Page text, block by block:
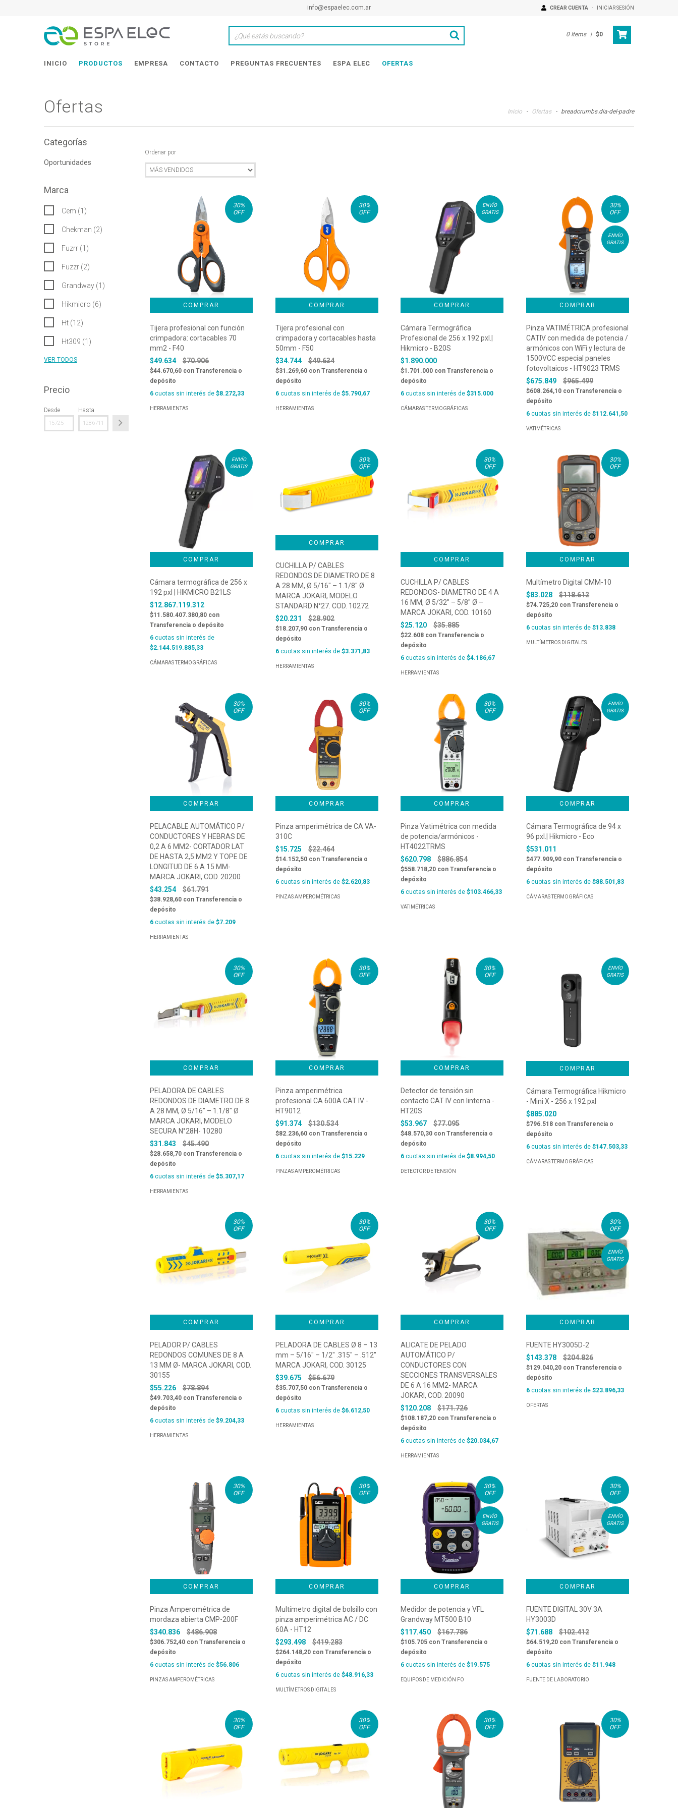
info@espaelec.com.ar CREAR CUENTA - INICIAR SESIÓN
0 Items | $0
INICIO PRODUCTOS EMPRESA CONTACTO PREGUNTAS FRECUENTES ESPA ELEC OFERTAS
Ofertas Inicio - Ofertas - breadcrumbs.dia-del-padre
Categorías
Oportunidades
Marca
Cem (1)
Chekman (2)
Fuzrr (1)
Fuzzr (2)
Grandway (1)
Hikmicro (6)
Ht (12)
Ht309 (1)
VER TODOS
Precio
Desde Hasta
Ordenar por
30%
OFF
Tijera profesional con función
crimpadora: cortacables 70
mm2 - F40
$49.634
$70.906
$44.670,60 con Transferencia o
depósito
6 cuotas sin interés de $8.272,33
HERRAMIENTAS
30%
OFF
Tijera profesional con
crimpadora y cortacables hasta
50mm - F50
$34.744
$49.634
$31.269,60 con Transferencia o
depósito
6cuotas sin interés de $5.790,67
HERRAMIENTAS
ENVÍO
GRATIS
Cámara Termográfica
Profesional de 256 x 192 pxl.|
Hikmicro - B20S
$1.890.000
$1.701.000 con Transferencia o
depósito
6 cuotas sin interés de$315.000
CÁMARAS TERMOGRÁFICAS
30%
OFF
ENVÍO
GRATIS
Pinza VATIMÉTRICA profesional
CATIV con medida de potencia /
armónicos con WiFi y lectura de
1500VCC especial paneles
fotovoltaicos - HT9023 TRMS
$675.849
$965.499
$608.264,10 con Transferencia o
depósito
6 cuotas sin interés de$112.641,50
VATIMÉTRICAS
ENVÍO
GRATIS
Cámara termográfica de 256 x
192 pxl | HIKMICRO B21LS
$12.867.119.312
$11.580.407.380,80 con
Transferencia o depósito
6 cuotas sin interés de
$2.144.519.885,33
CÁMARAS TERMOGRÁFICAS
30%
OFF
CUCHILLA P/ CABLES
REDONDOS DE DIAMETRO DE 8
A 28 MM, Ø 5/16″ – 1.1/8″ Ø
MARCA JOKARI, MODELO
STANDARD N°27. COD. 10272
$20.231
$28.902
$18.207,90 con Transferencia o
depósito
6cuotas sin interés de $3.371,83
HERRAMIENTAS
30%
OFF
CUCHILLA P/ CABLES
REDONDOS- DIAMETRO DE 4 A
16 MM, Ø 5/32″ – 5/8″ Ø –
MARCA JOKARI, COD. 10160
$25.120
$35.885
$22.608 con Transferencia o
depósito
6 cuotas sin interés de$4.186,67
HERRAMIENTAS
30%
OFF
Multímetro Digital CMM-10
$83.028
$118.612
$74.725,20 con Transferencia o
depósito
6 cuotas sin interés de$13.838
MULTÍMETROS DIGITALES
30%
OFF
PELACABLE AUTOMÁTICO P/
CONDUCTORES Y HEBRAS DE
0,2 A 6 MM2- CORTADOR LAT
DE HASTA 2,5 MM2 Y TOPE DE
LONGITUD DE 6 A 15 MM-
MARCA JOKARI, COD. 20200
$43.254
$61.791
$38.928,60 con Transferencia o
depósito
6 cuotas sin interés de $7.209
HERRAMIENTAS
30%
OFF
Pinza amperimétrica de CA VA-
310C
$15.725
$22.464
$14.152,50 con Transferencia o
depósito
6cuotas sin interés de $2.620,83
PINZAS AMPEROMÉTRICAS
30%
OFF
Pinza Vatimétrica con medida
de potencia/armónicos -
HT4022TRMS
$620.798
$886.854
$558.718,20 con Transferencia o
depósito
6 cuotas sin interés de$103.466,33
VATIMÉTRICAS
ENVÍO
GRATIS
Cámara Termográfica de 94 x
96 pxl.| Hikmicro - Eco
$531.011
$477.909,90 con Transferencia o
depósito
6 cuotas sin interés de$88.501,83
CÁMARAS TERMOGRÁFICAS
30%
OFF
PELADORA DE CABLES
REDONDOS DE DIAMETRO DE 8
A 28 MM, Ø 5/16″ – 1.1/8″ Ø
MARCA JOKARI, MODELO
SECURA N°28H- 10280
$31.843
$45.490
$28.658,70 con Transferencia o
depósito
6 cuotas sin interés de $5.307,17
HERRAMIENTAS
30%
OFF
Pinza amperimétrica
profesional CA 600A CAT IV -
HT9012
$91.374
$130.534
$82.236,60 con Transferencia o
depósito
6cuotas sin interés de $15.229
PINZAS AMPEROMÉTRICAS
30%
OFF
Detector de tensión sin
contacto CAT IV con linterna -
HT20S
$53.967
$77.095
$48.570,30 con Transferencia o
depósito
6 cuotas sin interés de$8.994,50
DETECTOR DE TENSIÓN
ENVÍO
GRATIS
Cámara Termográfica Hikmicro
- Mini X - 256 x 192 pxl
$885.020
$796.518 con Transferencia o
depósito
6 cuotas sin interés de$147.503,33
CÁMARAS TERMOGRÁFICAS
30%
OFF
PELADOR P/ CABLES
REDONDOS COMUNES DE 8 A
13 MM Ø- MARCA JOKARI, COD.
30155
$55.226
$78.894
$49.703,40 con Transferencia o
depósito
6 cuotas sin interés de $9.204,33
HERRAMIENTAS
30%
OFF
PELADORA DE CABLES Ø 8 – 13
mm – 5/16″ – 1/2″ .315″ – .512″
MARCA JOKARI, COD. 30125
$39.675
$56.679
$35.707,50 con Transferencia o
depósito
6cuotas sin interés de $6.612,50
HERRAMIENTAS
30%
OFF
ALICATE DE PELADO
AUTOMÁTICO P/
CONDUCTORES CON
SECCIONES TRANSVERSALES
DE 6 A 16 MM2- MARCA
JOKARI, COD. 20090
$120.208
$171.726
$108.187,20 con Transferencia o
depósito
6 cuotas sin interés de$20.034,67
HERRAMIENTAS
30%
OFF
ENVÍO
GRATIS
FUENTE HY3005D-2
$143.378
$204.826
$129.040,20 con Transferencia o
depósito
6 cuotas sin interés de$23.896,33
OFERTAS
30%
OFF
Pinza Amperométrica de
mordaza abierta CMP-200F
$340.836
$486.908
$306.752,40 con Transferencia o
depósito
6 cuotas sin interés de $56.806
PINZAS AMPEROMÉTRICAS
30%
OFF
Multímetro digital de bolsillo con
pinza amperimétrica AC / DC
60A - HT12
$293.498
$419.283
$264.148,20 con Transferencia o
depósito
6cuotas sin interés de $48.916,33
MULTÍMETROS DIGITALES
30%
OFF
ENVÍO
GRATIS
Medidor de potencia y VFL
Grandway MT500 B10
$117.450
$167.786
$105.705 con Transferencia o
depósito
6 cuotas sin interés de$19.575
EQUIPOS DE MEDICIÓN FO
30%
OFF
ENVÍO
GRATIS
FUENTE DIGITAL 30V 3A
HY3003D
$71.688
$102.412
$64.519,20 con Transferencia o
depósito
6 cuotas sin interés de$11.948
FUENTE DE LABORATORIO
30%
OFF
30%
OFF
30%
OFF
30%
OFF